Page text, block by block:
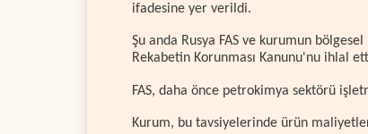
ifadesine yer verildi.
Şu anda Rusya FAS ve kurumun
Rekabetin Korunması Kanunu'nu ihlal
FAS, daha önce petrokimya sektörü
Kurum, bu tavsiyelerinde ürün